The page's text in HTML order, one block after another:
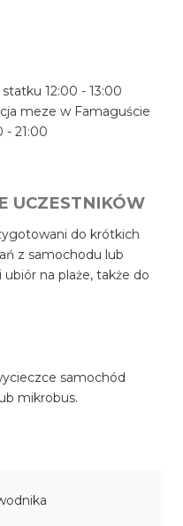
12:00 - 13:00
meze w Famaguście
- 21:00
UCZESTNIKÓW
do krótkich
z samochodu lub
na plaże, także do
samochód
mikrobus.